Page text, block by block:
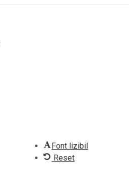
Font lizibil
Reset